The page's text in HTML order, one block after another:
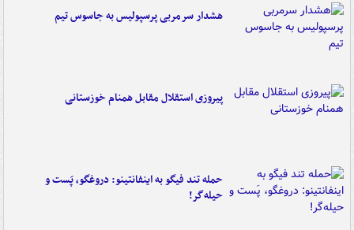
هشدار سرمربی پرسپولیس به جاسوس تیم
پیروزی استقلال مقابل همنام خوزستانی
حمله تند فیگو به اینفانتینو: دروغگو، پَست‌ و
حیله‌گر!